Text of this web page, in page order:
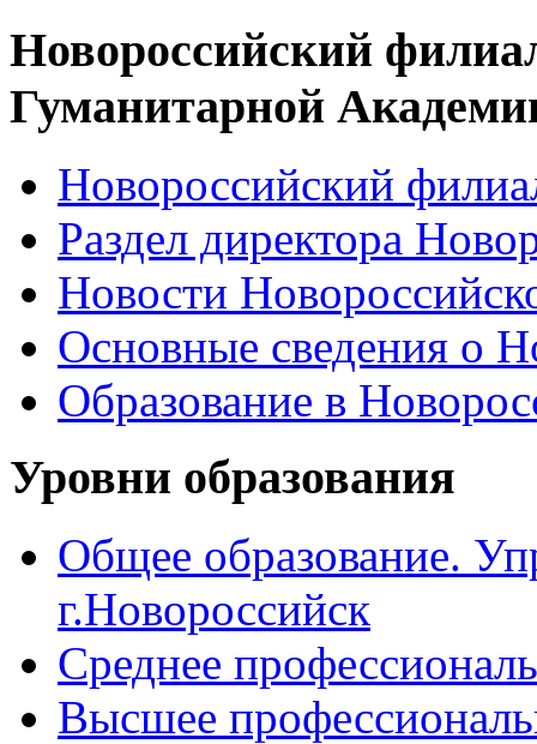
Новороссийский
Гуманитарной
Новороссийский
Раздел директора
Новости
Основные сведения о
Образование в
Уровни образования
Общее образование.
г.Новороссийск
Среднее
Высшее